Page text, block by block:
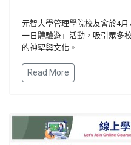
元智大學管理學院校友會於4
一日體驗遊」活動，吸引眾多
的神聖與文化。
Read More